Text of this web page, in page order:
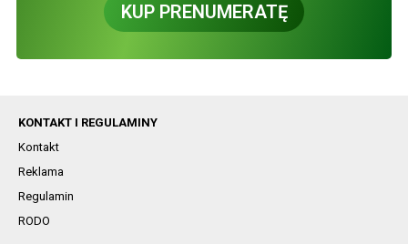
KUP PRENUMERATĘ
KONTAKT I REGULAMINY
Kontakt
Reklama
Regulamin
RODO